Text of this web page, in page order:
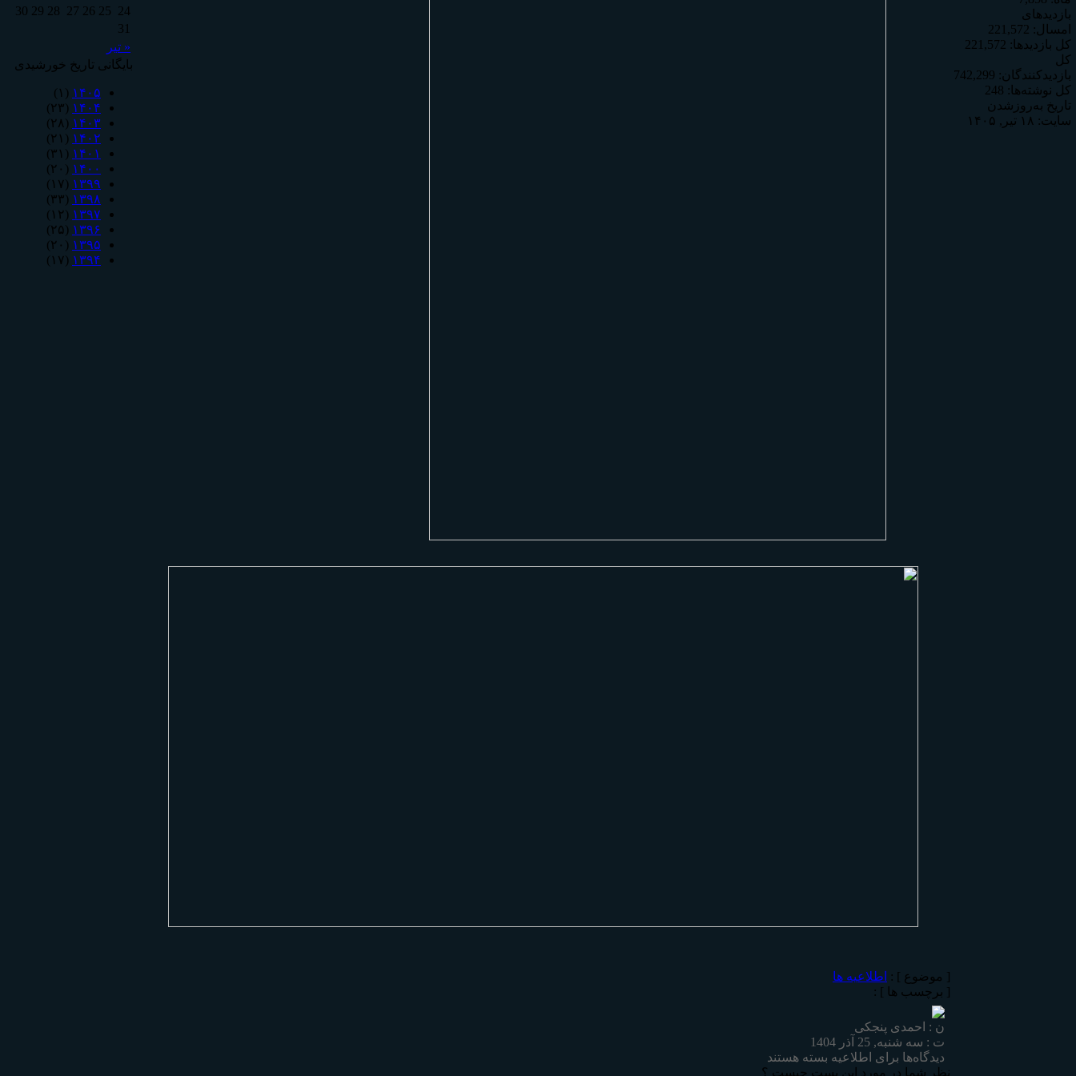
بازدیدهای
امسال: 221,572
کل بازدیدها: 221,572
کل
بازدیدکنند‌گان: 742,299
کل نوشته‌ها: 248
تاریخ به‌روزشدن
سایت: ۱۸ تیر, ۱۴۰۵
[ موضوع ] :
اطلاعیه ها
[ برچسب ها ] :
ن : احمدی پنجکی
ت : سه شنبه, 25 آذر 1404
دیدگاه‌ها برای اطلاعیه بسته هستند
نظر شما در مورد اين پست چيست ؟
« تیر
24
25
26
27
28
29
30
31
بایگانی تاریخ خورشیدی
۱۴۰۵ (۱)
۱۴۰۴ (۲۳)
۱۴۰۳ (۲۸)
۱۴۰۲ (۲۱)
۱۴۰۱ (۳۱)
۱۴۰۰ (۲۰)
۱۳۹۹ (۱۷)
۱۳۹۸ (۳۳)
۱۳۹۷ (۱۲)
۱۳۹۶ (۲۵)
۱۳۹۵ (۲۰)
۱۳۹۴ (۱۷)